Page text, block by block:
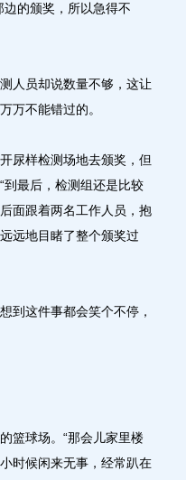
的颁奖，所以急得不
人员却说数量不够，这让
万不能错过的。
尿样检测场地去颁奖，但
到最后，检测组还是比较
面跟着两名工作人员，抱
远地目睹了整个颁奖过
这件事都会笑个不停，
篮球场。“那会儿家里楼
时候闲来无事，经常趴在